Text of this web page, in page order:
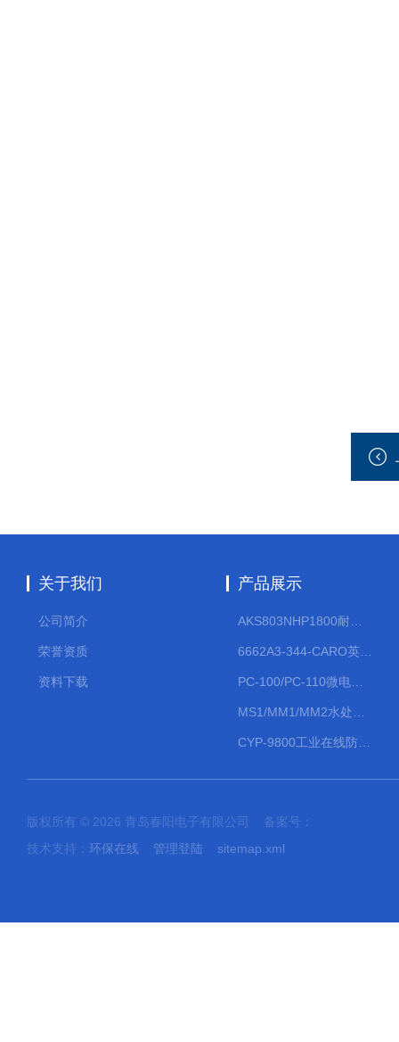
关于我们
公司简介
荣誉资质
资料下载
产品展示
AKS803NHP1800耐腐蚀计量泵
6662A3-344-CARO英格索兰流体气动隔膜泵大流量气动泵
PC-100/PC-110微电脑PH/ORP变送器
MS1/MM1/MM2水处理计量泵
CYP-9800工业在线防水PH计
版权所有 © 2026 青岛春阳电子有限公司 备案号：
技术支持： 环保在线 管理登陆 sitemap.xml